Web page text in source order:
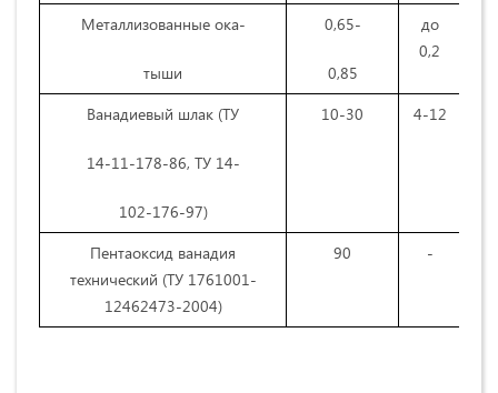
Металлизованные ока-
тыши
0,65-
0,85
до
0,2
Ванадиевый шлак (ТУ
14-11-178-86, ТУ 14-
102-176-97)
10-30 4-12
Пентаоксид ванадия
технический (ТУ 1761­001-
12462473-2004)
90 -